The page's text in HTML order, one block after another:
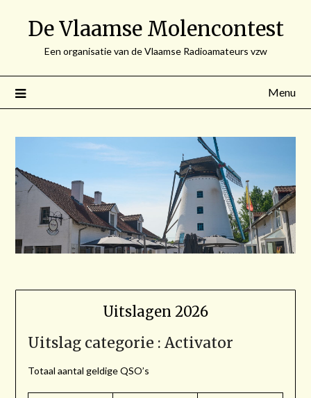
De Vlaamse Molencontest
Een organisatie van de Vlaamse Radioamateurs vzw
Menu
Uitslagen 2026
Uitslag categorie : Activator
Totaal aantal geldige QSO’s